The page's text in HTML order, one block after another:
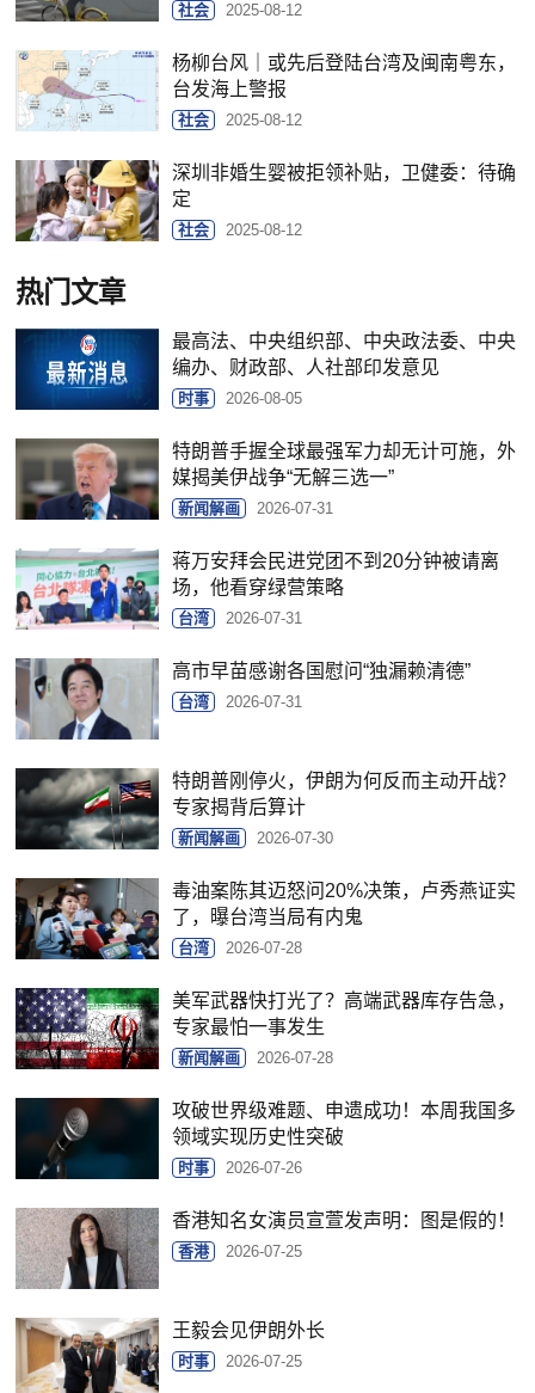
社会 2025-08-12
杨柳台风｜或先后登陆台湾及闽南粤东，
台发海上警报
社会 2025-08-12
深圳非婚生婴被拒领补贴，卫健委：待确
定
社会 2025-08-12
热门文章
最高法、中央组织部、中央政法委、中央
编办、财政部、人社部印发意见
时事 2026-08-05
特朗普手握全球最强军力却无计可施，外
媒揭美伊战争“无解三选一”
新闻解画 2026-07-31
蒋万安拜会民进党团不到20分钟被请离
场，他看穿绿营策略
台湾 2026-07-31
高市早苗感谢各国慰问“独漏赖清德”
台湾 2026-07-31
特朗普刚停火，伊朗为何反而主动开战？
专家揭背后算计
新闻解画 2026-07-30
毒油案陈其迈怒问20%决策，卢秀燕证实
了，曝台湾当局有内鬼
台湾 2026-07-28
美军武器快打光了？高端武器库存告急，
专家最怕一事发生
新闻解画 2026-07-28
攻破世界级难题、申遗成功！本周我国多
领域实现历史性突破
时事 2026-07-26
香港知名女演员宣萱发声明：图是假的！
香港 2026-07-25
王毅会见伊朗外长
时事 2026-07-25